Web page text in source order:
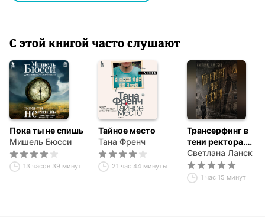
С этой книгой часто слушают
Пока ты не спишь
Мишель Бюсси
13 часов 39 минут
Тайное место
Тана Френч
21 час 44 минуты
Трансерфинг в
тени ректора.
Книга первая.
Светлана Ланская
1 час 15 минут